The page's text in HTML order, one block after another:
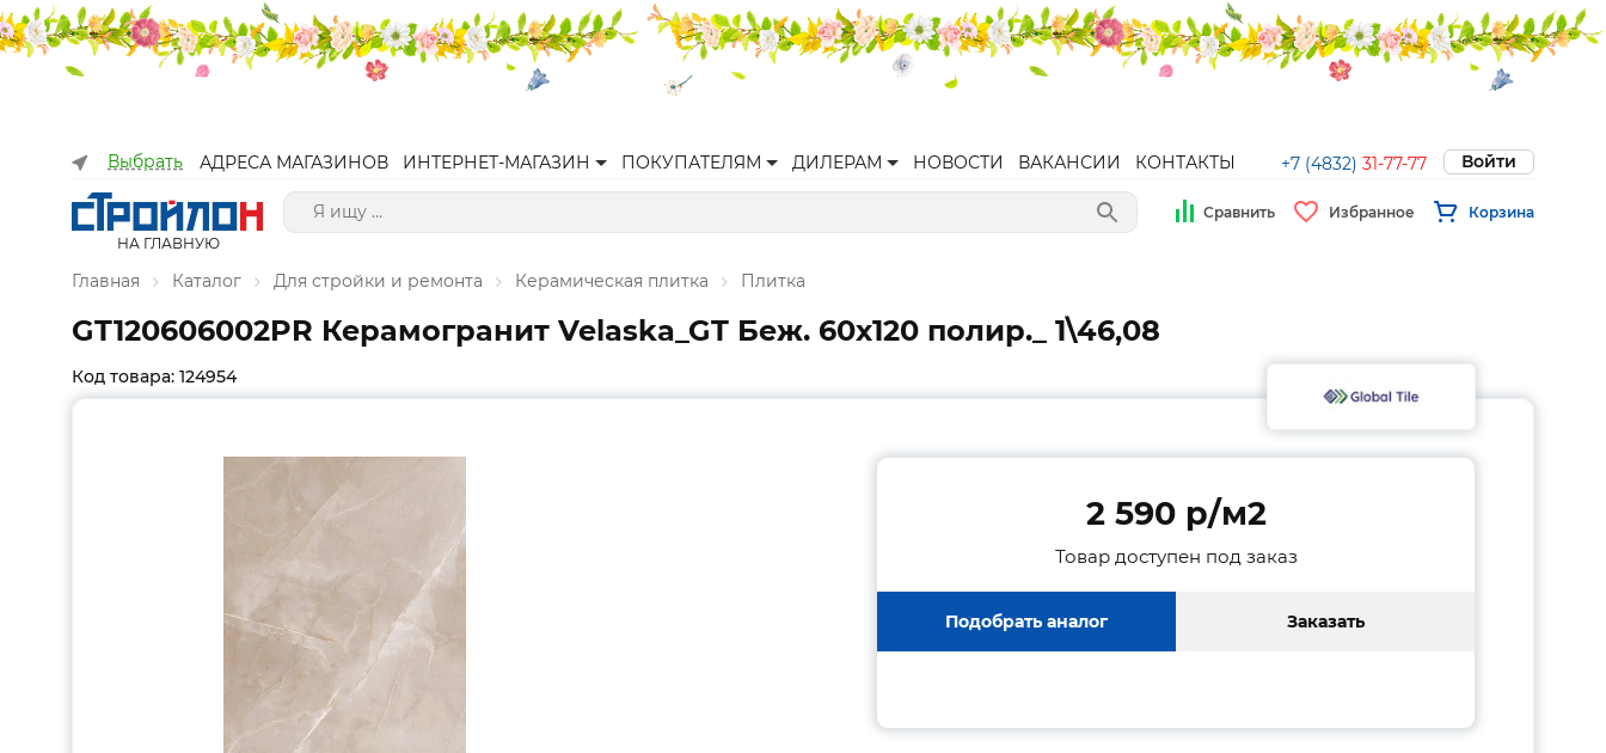
Выбрать АДРЕСА МАГАЗИНОВ ИНТЕРНЕТ-МАГАЗИН ПОКУПАТЕЛЯМ ДИЛЕРАМ НОВОСТИ ВАКАНСИИ КОНТАКТЫ +7 (4832) 31-77-77 Войти
НА ГЛАВНУЮ
Сравнить Избранное Корзина
Главная Каталог Для стройки и ремонта Керамическая плитка Плитка
GT120606002PR Керамогранит Velaska_GT Беж. 60x120 полир._ 1\46,08
Код товара: 124954
2 590 p/м2
Товар доступен под заказ
Подобрать аналог Заказать